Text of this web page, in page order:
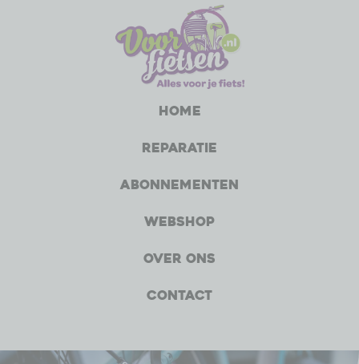
Home
Reparatie
Abonnementen
Webshop
Over ons
Contact